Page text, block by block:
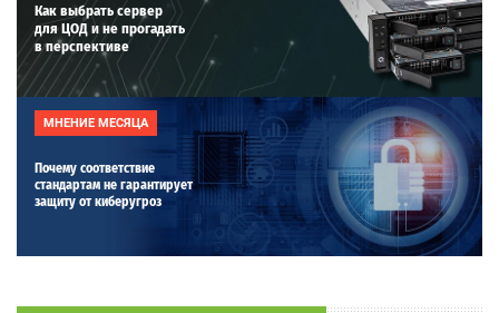
Как выбрать сервер
для ЦОД и не прогадать
в перспективе
МНЕНИЕ МЕСЯЦА
Почему соответствие
стандартам не гарантирует
защиту от киберугроз